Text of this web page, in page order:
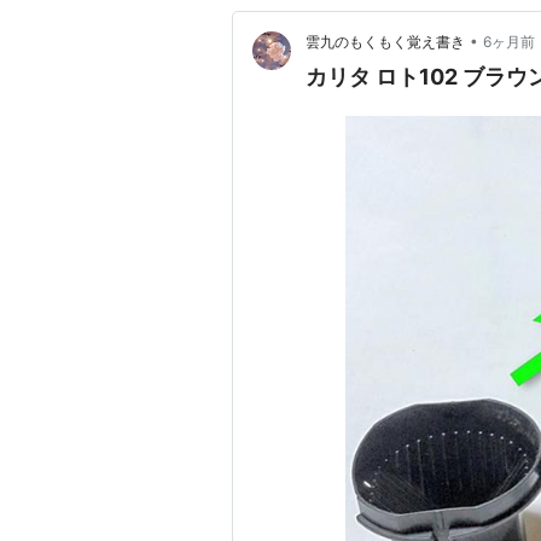
雲九のもくもく覚え書き • 6ヶ月前
カリタ ロト102 ブラウ